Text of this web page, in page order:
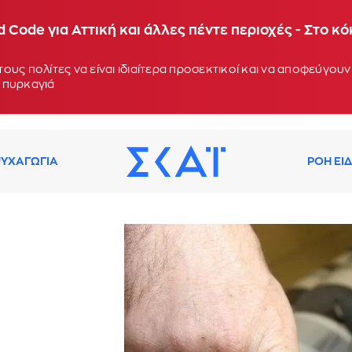
για Αττική και άλλες πέντε περιοχές - Στο
πολίτες να είναι ιδιαίτερα προσεκτικοί και να
ΡΟΗ